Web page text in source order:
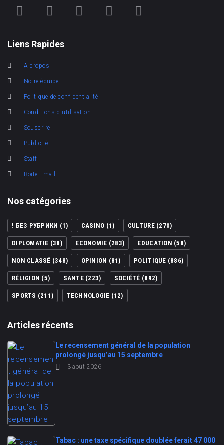
Liens Rapides
A propos
Notre équipe
Politique de confidentialité
Conditions d'utilisation
Souscrire
Publicité
Staff
Boite Email
Nos catégories
! БЕЗ РУБРИКИ (1) CASINO (1) CULTURE(270)
DIPLOMATIE (38) ECONOMIE (283) EDUCATION (58)
NON CLASSÉ (348) OPINION (81) POLITIQUE (886)
RÉLIGION (5) SANTE(223) SOCIÉTÉ (892)
SPORTS (211) TECHNOLOGIE (12)
Articles récents
Le recensement général de la population
prolongé jusqu’au 15 septembre
3 août 2026
Tabac : une taxe spécifique doublée ferait 47 000